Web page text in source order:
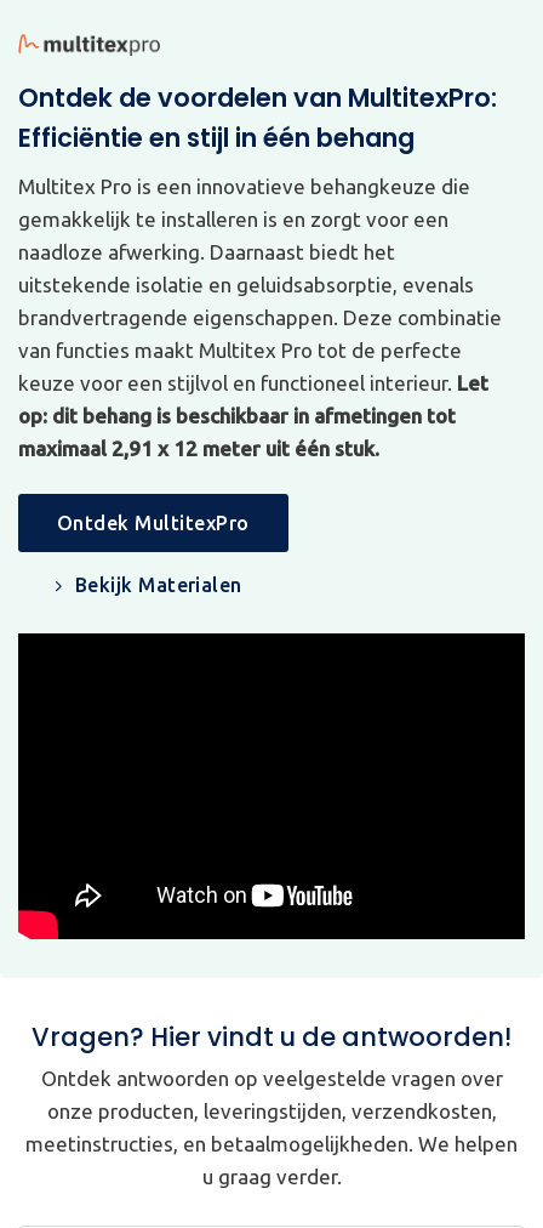
Ontdek de voordelen van MultitexPro:
Efficiëntie en stijl in één behang
Multitex Pro is een innovatieve behangkeuze die
gemakkelijk te installeren is en zorgt voor een
naadloze afwerking. Daarnaast biedt het
uitstekende isolatie en geluidsabsorptie, evenals
brandvertragende eigenschappen. Deze combinatie
van functies maakt Multitex Pro tot de perfecte
keuze voor een stijlvol en functioneel interieur. Let
op: dit behang is beschikbaar in afmetingen tot
maximaal 2,91 x 12 meter uit één stuk.
Ontdek MultitexPro
Bekijk Materialen
Vragen? Hier vindt u de antwoorden!
Ontdek antwoorden op veelgestelde vragen over
onze producten, leveringstijden, verzendkosten,
meetinstructies, en betaalmogelijkheden. We helpen
u graag verder.